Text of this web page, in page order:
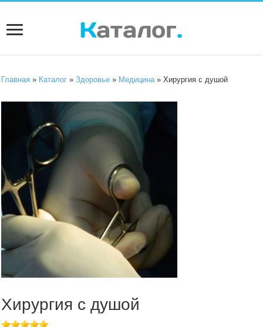
Главная » Каталог »Здоровье » Медицина » Хирургия с душой
Хирургия с душой